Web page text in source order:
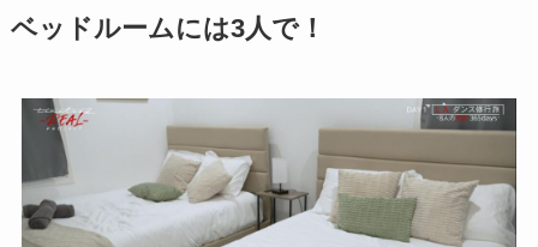
ベッドルームには3人で！